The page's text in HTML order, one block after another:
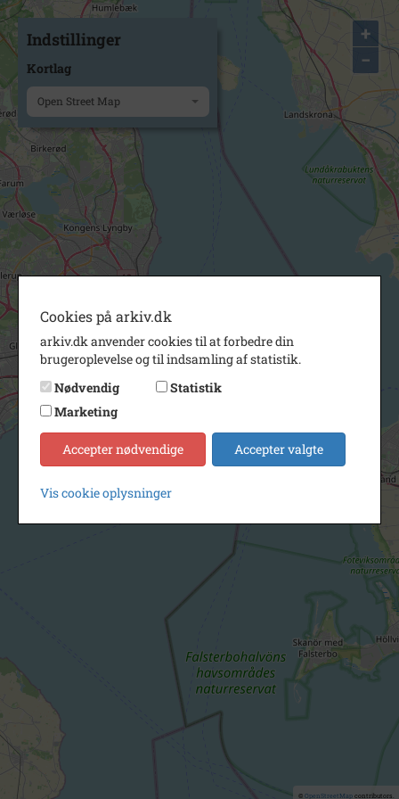
+
−
© OpenStreetMapcontributors.
Indstillinger
Kortlag
Open Street Map
Cookies på arkiv.dk
arkiv.dk anvender cookies til at forbedre din
brugeroplevelse og til indsamling af statistik.
Nødvendig
Statistik
Marketing
Accepter nødvendige Accepter valgte
Vis cookie oplysninger